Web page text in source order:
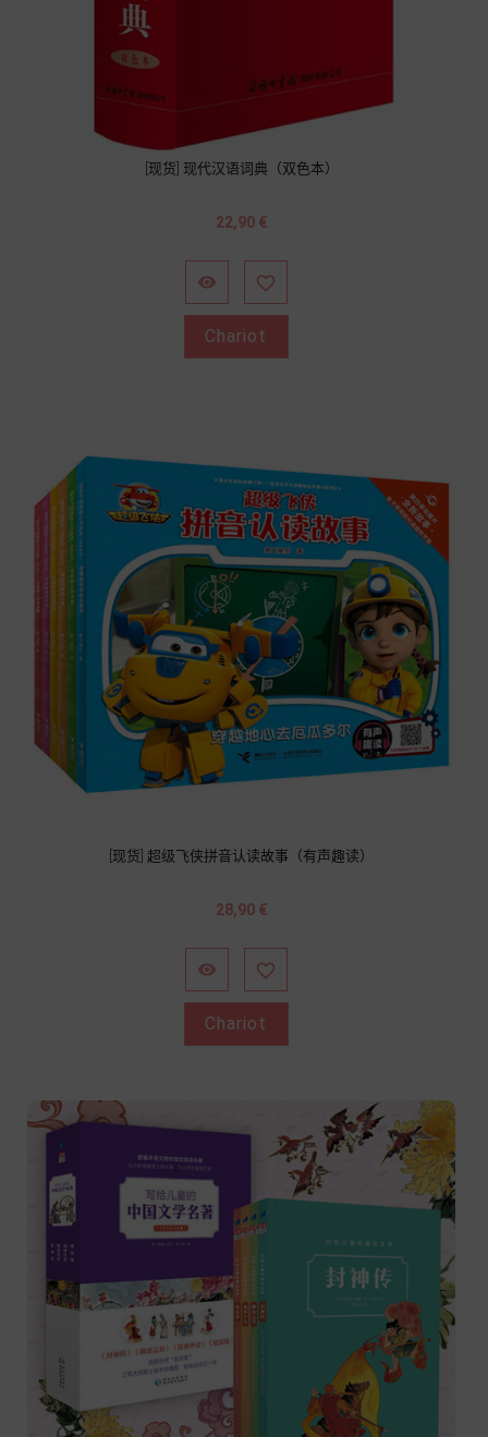
[现货] 现代汉语词典（双色本）
Prix
22,90 €
 
Chariot
[现货] 超级飞侠拼音认读故事（有声趣读）
Prix
28,90 €
 
Chariot